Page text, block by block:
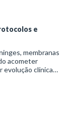
e
membranas
acometer
evolução clínica